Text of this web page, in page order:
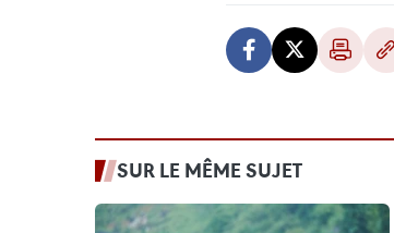
SUR LE MÊME SUJET